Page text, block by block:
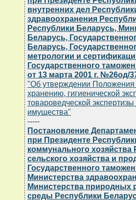
внутренних дел
здравоохранения
Республики Беларусь,
Беларусь,
Беларусь,
метрологии и
Государственного
от 13 марта 2001 г. №26од/
"Об утверждении
хранению, гигиенической
товароведческой
имущества"
-----
Постановление
при Президенте
коммунального
сельского хозяйства и
Государственного
Министерства
Министерства природных
среды Республики